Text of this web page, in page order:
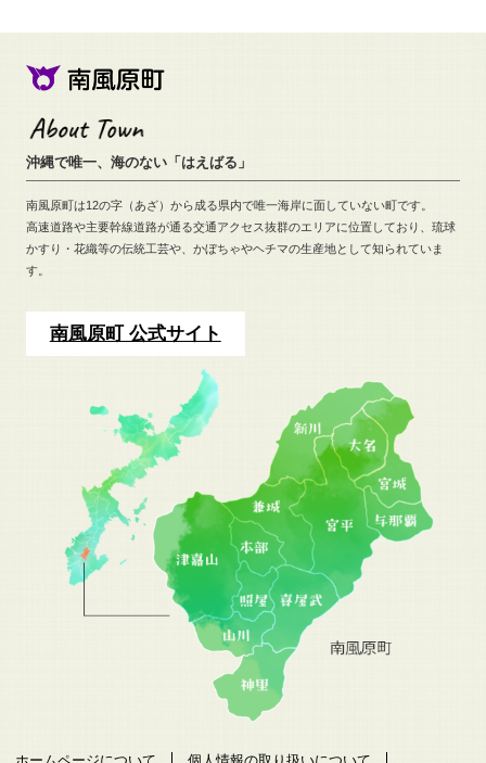
沖縄で唯一、海のない「はえばる」
南風原町は12の字（あざ）から成る県内で唯一海岸に面していない町です。
高速道路や主要幹線道路が通る交通アクセス抜群のエリアに位置しており、 琉球
かすり・花織等の伝統工芸や、 かぼちゃやヘチマの生産地として知られていま
す。
南風原町 公式サイト